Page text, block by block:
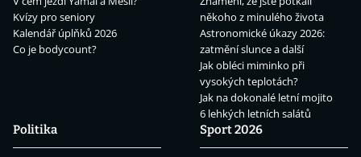
Kvízy pro seniory
Kalendář úplňků 2026
Co je bodycount?
někoho z minulého života
Astronomické úkazy 2026:
zatmění slunce a další
Jak obléci miminko při
vysokých teplotách?
Jak na dokonalé letní mojito
6 lehkých letních salátů
Politika
Sport 2026